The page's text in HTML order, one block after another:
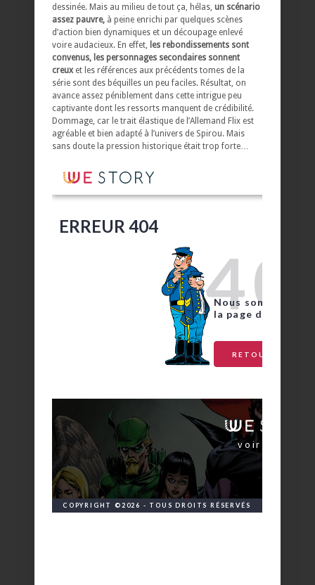
dessinée. Mais au milieu de tout ça, hélas, un scénario
assez pauvre, à peine enrichi par quelques scènes
d’action bien dynamiques et un découpage enlevé
voire audacieux. En effet,
les rebondissements sont
convenus, les personnages secondaires sonnent
creux et les références aux précédents tomes de la
série sont des béquilles un peu faciles. Résultat, on
avance assez péniblement dans cette intrigue peu
captivante dont les ressorts manquent de crédibilité.
Dommage, car le trait élastique de l’Allemand Flix est
agréable et bien adapté à l’univers de Spirou. Mais
sans doute la pression historique était trop forte…